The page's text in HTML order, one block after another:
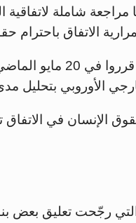
مراجعة شاملة لاتفاقية
الاتفاق باحترام
وكان وزراء
الأوروبي بتحليل مدى
الإنسان في
رجّحت تعليق بعض